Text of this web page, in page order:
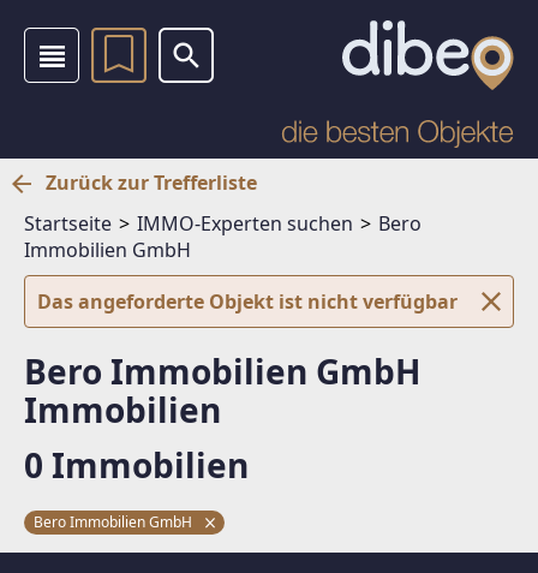
Zurück zur Trefferliste
Startseite
IMMO-Experten suchen
Bero
Immobilien GmbH
Das angeforderte Objekt ist nicht verfügbar
Bero Immobilien GmbH
Immobilien
0 Immobilien
Bero Immobilien GmbH